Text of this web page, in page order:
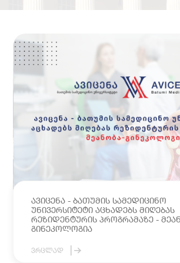
ავიცენა - ბათუმის სამედიცინო
უნივერსიტეტი აცხადებს მიღებას
რეზიდენტურის პროგრამაზე -
გინეკოლოგია
ვრცლად